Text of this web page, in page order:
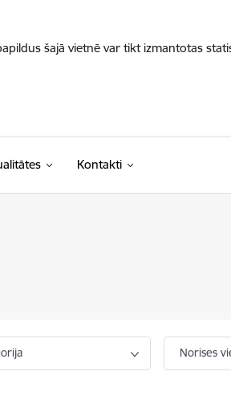
šajā vietnē var tikt izmantotas
Kontakti
Norises